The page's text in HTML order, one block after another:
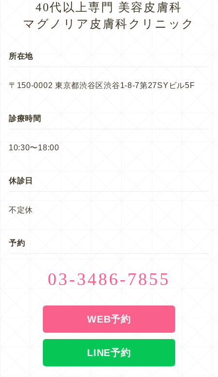
40代以上専門 美容皮膚科
マグノリア皮膚科クリニック
所在地
〒150-0002 東京都渋谷区渋谷1-8-7第27SYビル5F
診療時間
10:30〜18:00
休診日
不定休
予約
03-3486-7855
WEB予約
LINE予約